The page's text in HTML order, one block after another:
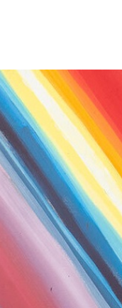
portátil de la literatura
de los libros